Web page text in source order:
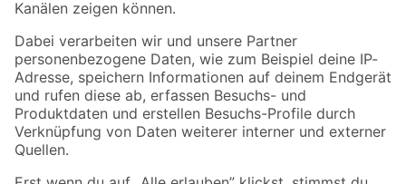
Folge uns
Zahlungsarten Versandarten
Sicher einkaufen